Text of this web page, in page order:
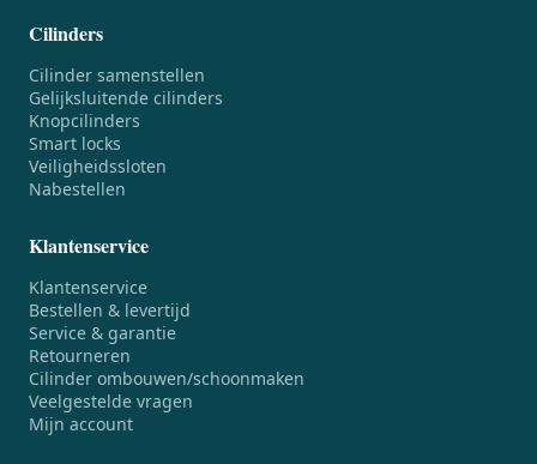
Cilinders
Cilinder samenstellen
Gelijksluitende cilinders
Knopcilinders
Smart locks
Veiligheidssloten
Nabestellen
Klantenservice
Klantenservice
Bestellen & levertijd
Service & garantie
Retourneren
Cilinder ombouwen/schoonmaken
Veelgestelde vragen
Mijn account